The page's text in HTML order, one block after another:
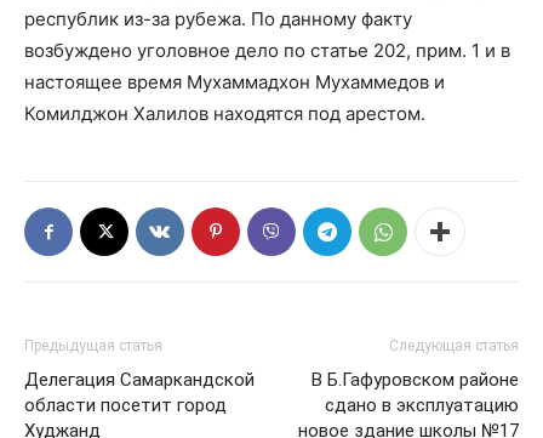
республик из-за рубежа. По данному факту
возбуждено уголовное дело по статье 202, прим. 1 и в
настоящее время Мухаммадхон Мухаммедов и
Комилджон Халилов находятся под арестом.
Предыдущая статья
Делегация Самаркандской
области посетит город
Худжанд
Следующая статья
В Б.Гафуровском районе
сдано в эксплуатацию
новое здание школы №17